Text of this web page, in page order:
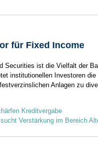
für Fixed Income
Securities ist die Vielfalt der
institutionellen Investoren
Anlagen zu
Kreditvergabe
Verstärkung im Bereich